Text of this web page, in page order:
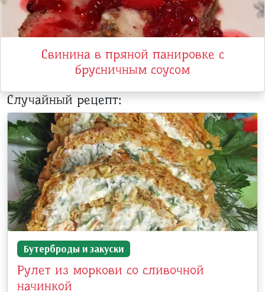
Свинина в пряной панировке с
брусничным соусом
Случайный рецепт:
Бутерброды и закуски
Рулет из моркови со сливочной
начинкой